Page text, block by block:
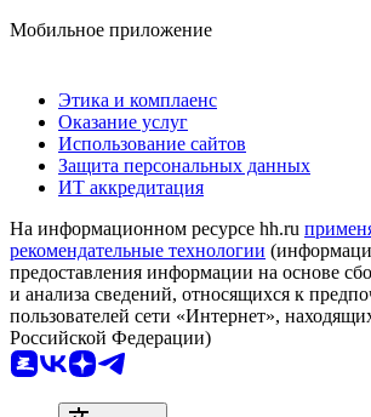
Мобильное приложение
Этика и комплаенс
Оказание услуг
Использование сайтов
Защита персональных данных
ИТ аккредитация
На информационном ресурсе hh.ru
рекомендательные технологии
предоставления информации на основе
и анализа сведений, относящихся к
пользователей сети «Интернет»,
Российской Федерации)